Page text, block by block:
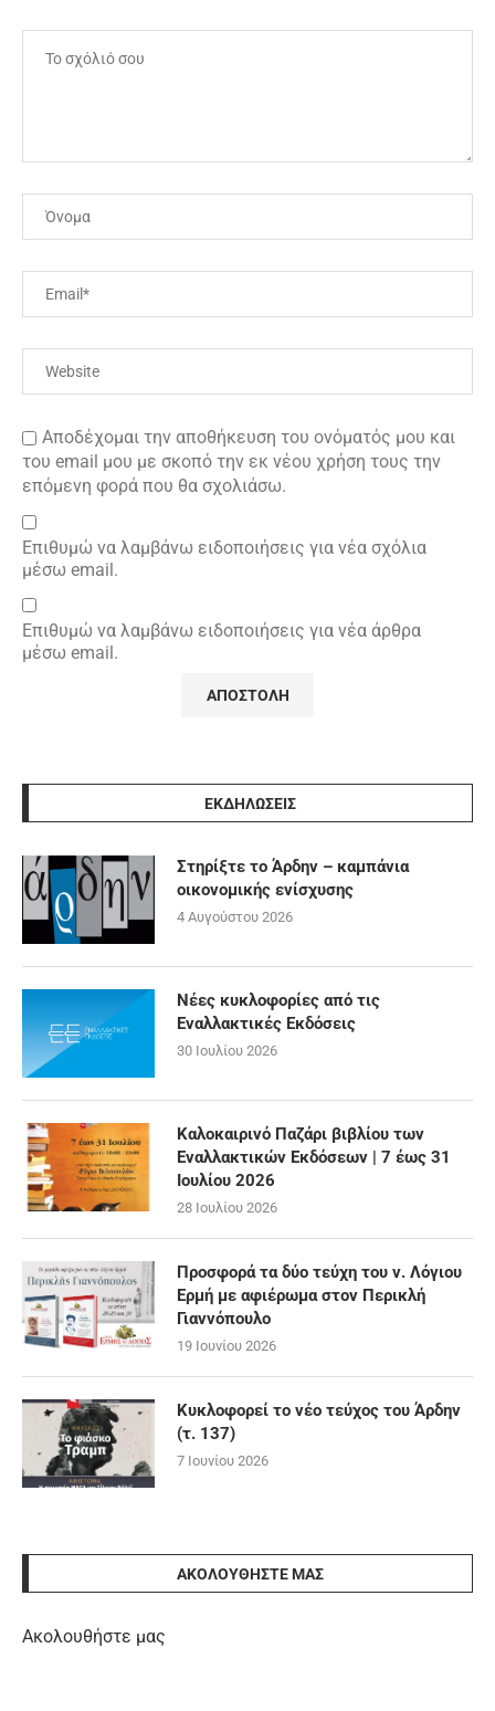
Αποδέχομαι την αποθήκευση του ονόματός μου και
του email μου με σκοπό την εκ νέου χρήση τους την
επόμενη φορά που θα σχολιάσω.
Επιθυμώ να λαμβάνω ειδοποιήσεις για νέα σχόλια
μέσω email.
Επιθυμώ να λαμβάνω ειδοποιήσεις για νέα άρθρα
μέσω email.
ΕΚΔΗΛΩΣΕΙΣ
Στηρίξτε το Άρδην – καμπάνια
οικονομικής ενίσχυσης
4 Αυγούστου 2026
Νέες κυκλοφορίες από τις
Εναλλακτικές Εκδόσεις
30 Ιουλίου 2026
Καλοκαιρινό Παζάρι βιβλίου των
Εναλλακτικών Εκδόσεων | 7 έως 31
Ιουλίου 2026
28 Ιουλίου 2026
Προσφορά τα δύο τεύχη του ν. Λόγιου
Ερμή με αφιέρωμα στον Περικλή
Γιαννόπουλο
19 Ιουνίου 2026
Κυκλοφορεί το νέο τεύχος του Άρδην
(τ. 137)
7 Ιουνίου 2026
ΑΚΟΛΟΥΘΉΣΤΕ ΜΑΣ
Ακολουθήστε μας